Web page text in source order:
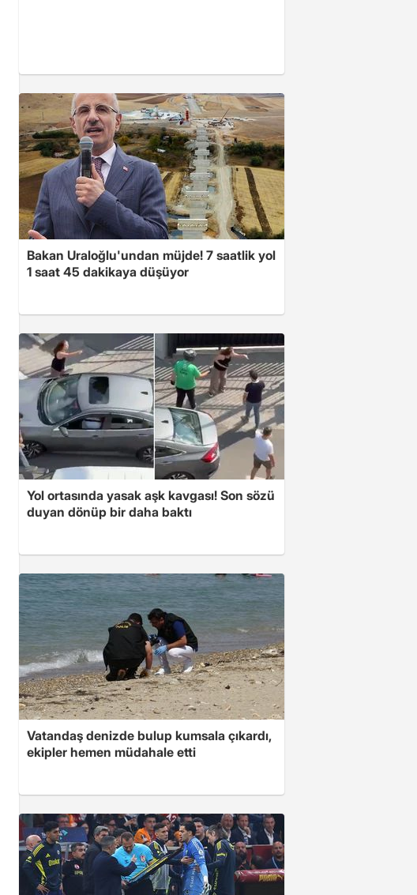
Bakan Uraloğlu'undan müjde! 7 saatlik yol
1 saat 45 dakikaya düşüyor
Yol ortasında yasak aşk kavgası! Son sözü
duyan dönüp bir daha baktı
Vatandaş denizde bulup kumsala çıkardı,
ekipler hemen müdahale etti